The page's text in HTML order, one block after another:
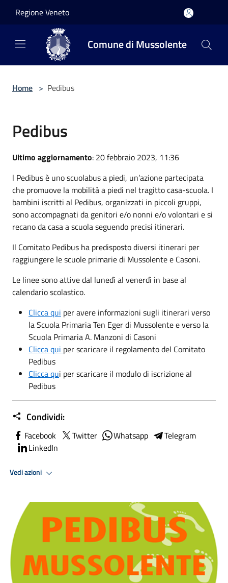
Regione Veneto
Comune di Mussolente
Home > Pedibus
Pedibus
Ultimo aggiornamento: 20 febbraio 2023, 11:36
l Pedibus è uno scuolabus a piedi, un’azione partecipata
che promuove la mobilità a piedi nel tragitto casa-scuola. I
bambini iscritti al Pedibus, organizzati in piccoli gruppi,
sono accompagnati da genitori e/o nonni e/o volontari e si
recano da casa a scuola seguendo precisi itinerari.
Il Comitato Pedibus ha predisposto diversi itinerari per
raggiungere le scuole primarie di Mussolente e Casoni.
Le linee sono attive dal lunedì al venerdì in base al
calendario scolastico.
Clicca qui per avere informazioni sugli itinerari verso
la Scuola Primaria Ten Eger di Mussolente e verso la
Scuola Primaria A. Manzoni di Casoni
Clicca qui per scaricare il regolamento del Comitato
Pedibus
Clicca qui per scaricare il modulo di iscrizione al
Pedibus
Condividi:
Facebook Twitter Whatsapp
Telegram
LinkedIn
Vedi azioni